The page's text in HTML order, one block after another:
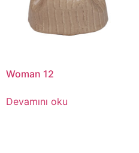
Woman 12
Devamını oku